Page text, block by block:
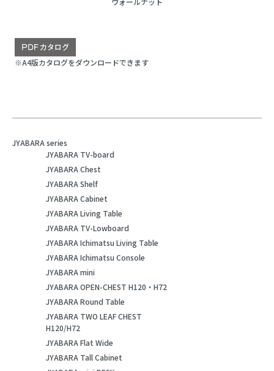
※A4版カタログをダウンロードできます
JYABARA series
JYABARA TV-board
JYABARA Chest
JYABARA Shelf
JYABARA Cabinet
JYABARA Living Table
JYABARA TV-Lowboard
JYABARA Ichimatsu Living Table
JYABARA Ichimatsu Console
JYABARA mini
JYABARA OPEN-CHEST H120・H72
JYABARA Round Table
JYABARA TWO LEAF CHEST
H120/H72
JYABARA Flat Wide
JYABARA Tall Cabinet